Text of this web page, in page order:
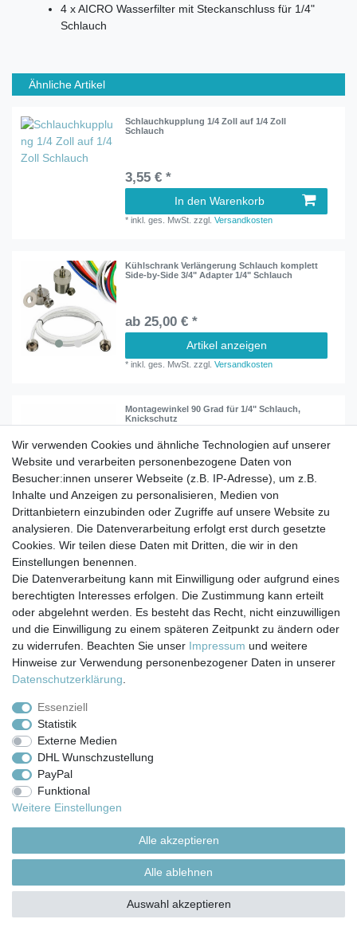
4 x AICRO Wasserfilter mit Steckanschluss für 1/4"
Schlauch
Ähnliche Artikel
Schlauchkupplung 1/4 Zoll auf 1/4 Zoll
Schlauch
3,55 € *
In den Warenkorb
*inkl. ges. MwSt. zzgl.Versandkosten
Kühlschrank Verlängerung Schlauch komplett
Side-by-Side 3/4" Adapter 1/4" Schlauch
ab 25,00 € *
Artikel anzeigen
*inkl. ges. MwSt. zzgl.Versandkosten
Montagewinkel 90 Grad für 1/4" Schlauch,
Knickschutz
ab 1,50 € *
Artikel anzeigen
*inkl. ges. MwSt.zzgl. Versandkosten
Impressum Daten­schutz­erklärung AGB
Barrierefreiheitserklärung Widerrufs­recht
Versand- & Zahlungsbedingungen
Wir verwenden Cookies und ähnliche Technologien auf unserer
Website und verarbeiten personenbezogene Daten von
Besucher:innen unserer Webseite (z.B. IP-Adresse), um z.B.
Inhalte und Anzeigen zu personalisieren, Medien von
Drittanbietern einzubinden oder Zugriffe auf unsere Website zu
analysieren. Die Datenverarbeitung erfolgt erst durch gesetzte
Cookies. Wir teilen diese Daten mit Dritten, die wir in den
Einstellungen benennen.
Die Datenverarbeitung kann mit Einwilligung oder aufgrund eines
berechtigten Interesses erfolgen. Die Zustimmung kann erteilt
oder abgelehnt werden. Es besteht das Recht, nicht einzuwilligen
und die Einwilligung zu einem späteren Zeitpunkt zu ändern oder
zu widerrufen. Beachten Sie unser Impressum und weitere
Hinweise zur Verwendung personenbezogener Daten in unserer
Daten­schutz­erklärung
Essenziell
Statistik
Externe Medien
DHL Wunschzustellung
PayPal
Funktional
Weitere Einstellungen
Alle akzeptieren
Alle ablehnen
Auswahl akzeptieren